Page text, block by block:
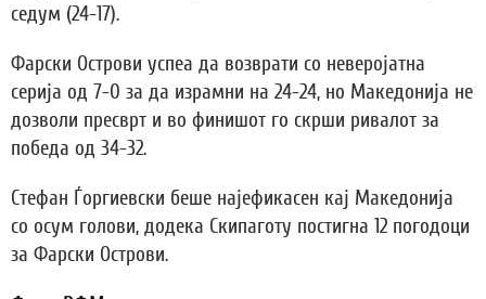
седум (24-17).
Фарски Острови успеа да возврати со неверојатна
серија од 7-0 за да израмни на 24-24, но Македонија не
дозволи пресврт и во финишот го скрши ривалот за
победа од 34-32.
Стефан Ѓоргиевски беше најефикасен кај Македонија
со осум голови, додека Скипаготу постигна 12 погодоци
за Фарски Острови.